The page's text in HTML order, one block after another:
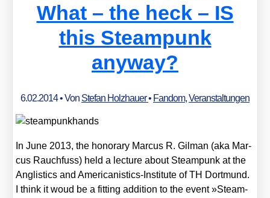
What – the heck – IS
this Steampunk
anyway?
6.02.2014• Von Stefan Holzhauer• Fandom,Veranstaltungen
In June 2013, the hono­ra­ry Mar­cus R. Gil­man (aka Mar­
cus Rauch­fuss) held a lec­tu­re about Steam­punk at the
Angli­stics and Ame­ri­ca­ni­stics-Insti­tu­te of TH Dort­mund.
I think it woud be a fit­ting addi­ti­on to the event »Steam­